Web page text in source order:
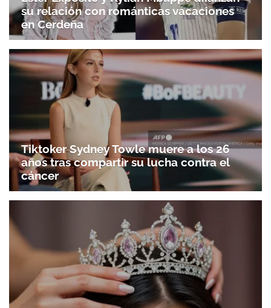
su relación con románticas vacaciones
en Cerdeña
Tiktoker Sydney Towle muere a los 26
años tras compartir su lucha contra el
cáncer